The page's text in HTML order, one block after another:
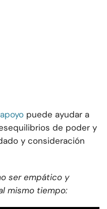
puede ayudar a
de poder y
y consideración
ser empático y
mismo tiempo: